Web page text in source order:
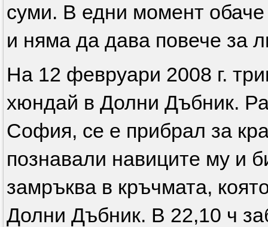
суми. В едни момент
и няма да дава повече за
На 12 февруари 2008 г.
хюндай в Долни Дъбник.
София, се е прибрал за
познавали навиците му и
замръква в кръчмата,
Долни Дъбник. В 22,10 ч